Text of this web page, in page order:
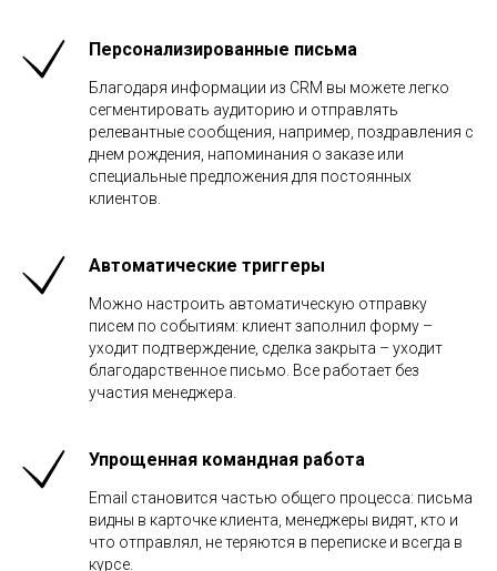
Персонализированные письма
Благодаря информации из CRM вы можете легко
сегментировать аудиторию и отправлять
релевантные сообщения, например, поздравления с
днем рождения, напоминания о заказе или
специальные предложения для постоянных
клиентов.
Автоматические триггеры
Можно настроить автоматическую отправку
писем по событиям: клиент заполнил форму –
уходит подтверждение, сделка закрыта – уходит
благодарственное письмо. Все работает без
участия менеджера.
Упрощенная командная работа
Email становится частью общего процесса: письма
видны в карточке клиента, менеджеры видят, кто и
что отправлял, не теряются в переписке и всегда в
курсе.